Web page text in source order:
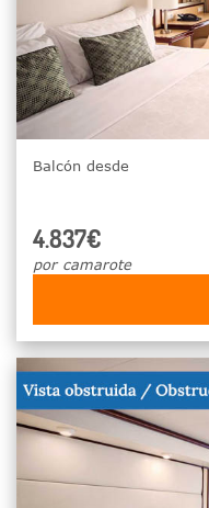
Balcón desde
4.837€
por camarote